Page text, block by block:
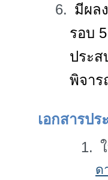
6. มีผล
รอบ
ประ
พิจาร
เอกสารป
1.
ด